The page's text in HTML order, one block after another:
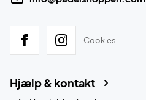
Cookies
Hjælp & kontakt